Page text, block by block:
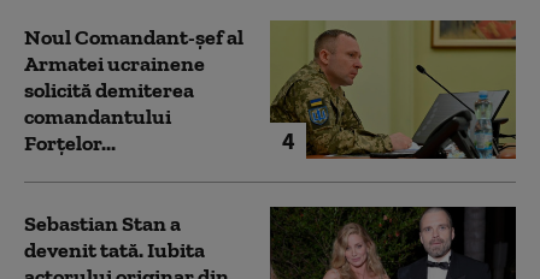
4
Noul Comandant-șef al
Armatei ucrainene
solicită demiterea
comandantului
Forțelor...
Sebastian Stan a
devenit tată. Iubita